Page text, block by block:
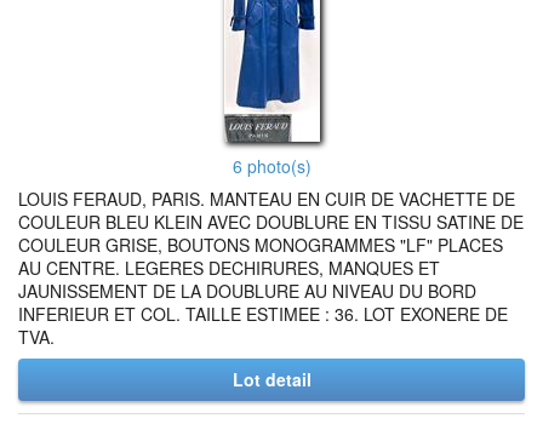
6 photo(s)
LOUIS FERAUD, PARIS. MANTEAU EN CUIR DE VACHETTE DE
COULEUR BLEU KLEIN AVEC DOUBLURE EN TISSU SATINE DE
COULEUR GRISE, BOUTONS MONOGRAMMES "LF" PLACES
AU CENTRE. LEGERES DECHIRURES, MANQUES ET
JAUNISSEMENT DE LA DOUBLURE AU NIVEAU DU BORD
INFERIEUR ET COL. TAILLE ESTIMEE : 36. LOT EXONERE DE
TVA.
Lot detail